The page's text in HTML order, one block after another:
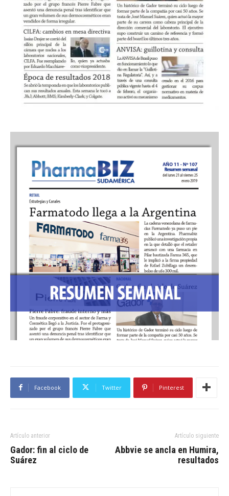
Facebook Twitter Pinterest
Artículo anterior
Gador: fin al ciclo de
Suárez
Artículo siguiente
Abbvie se ancla en Humira,
resultados